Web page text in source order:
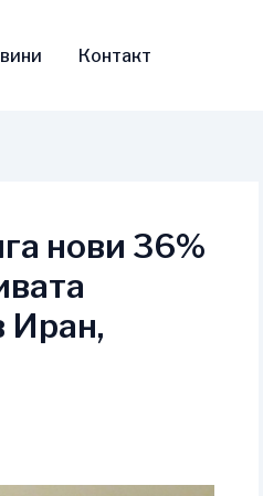
Контакт
нови 36%
Иран,